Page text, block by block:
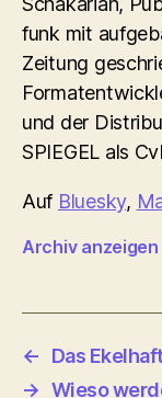
funk mit
Zeitung
und der
SPIEGEL als
Auf Bluesky,
Archiv anzeigen
←
Das
→ Wieso